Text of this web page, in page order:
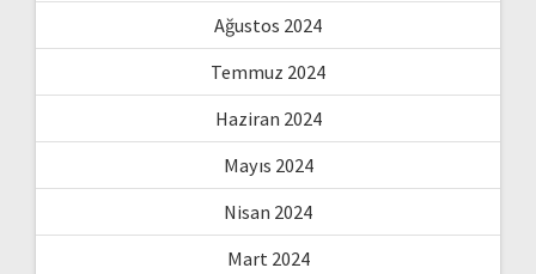
Ağustos 2024
Temmuz 2024
Haziran 2024
Mayıs 2024
Nisan 2024
Mart 2024